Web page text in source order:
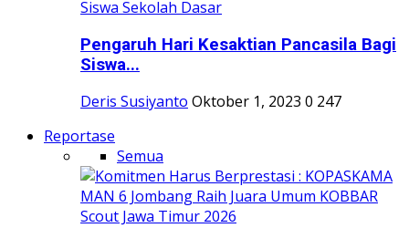
Pengaruh Hari Kesaktian Pancasila Bagi
Siswa...
Deris Susiyanto Oktober 1, 2023 0 247
Reportase
Semua